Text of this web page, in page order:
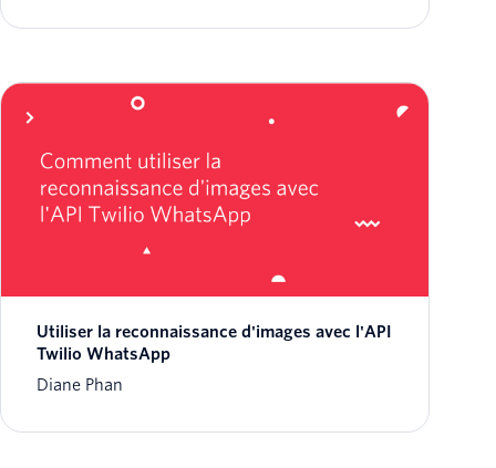
Utiliser la reconnaissance d'images avec l'API
Twilio WhatsApp
Diane Phan